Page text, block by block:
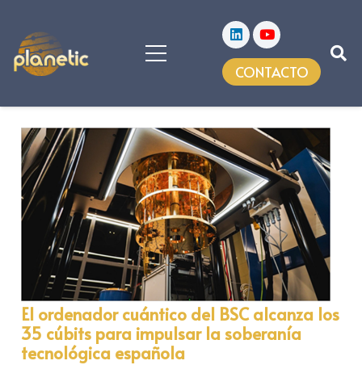
CONTACTO
El ordenador cuántico del BSC alcanza los
35 cúbits para impulsar la soberanía
tecnológica española